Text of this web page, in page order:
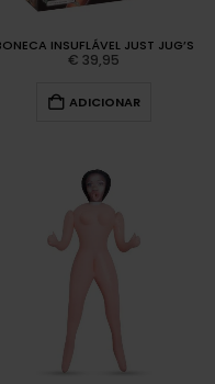
INSUFLÁVEL JUST JUG’S
€ 39,95
ADICIONAR